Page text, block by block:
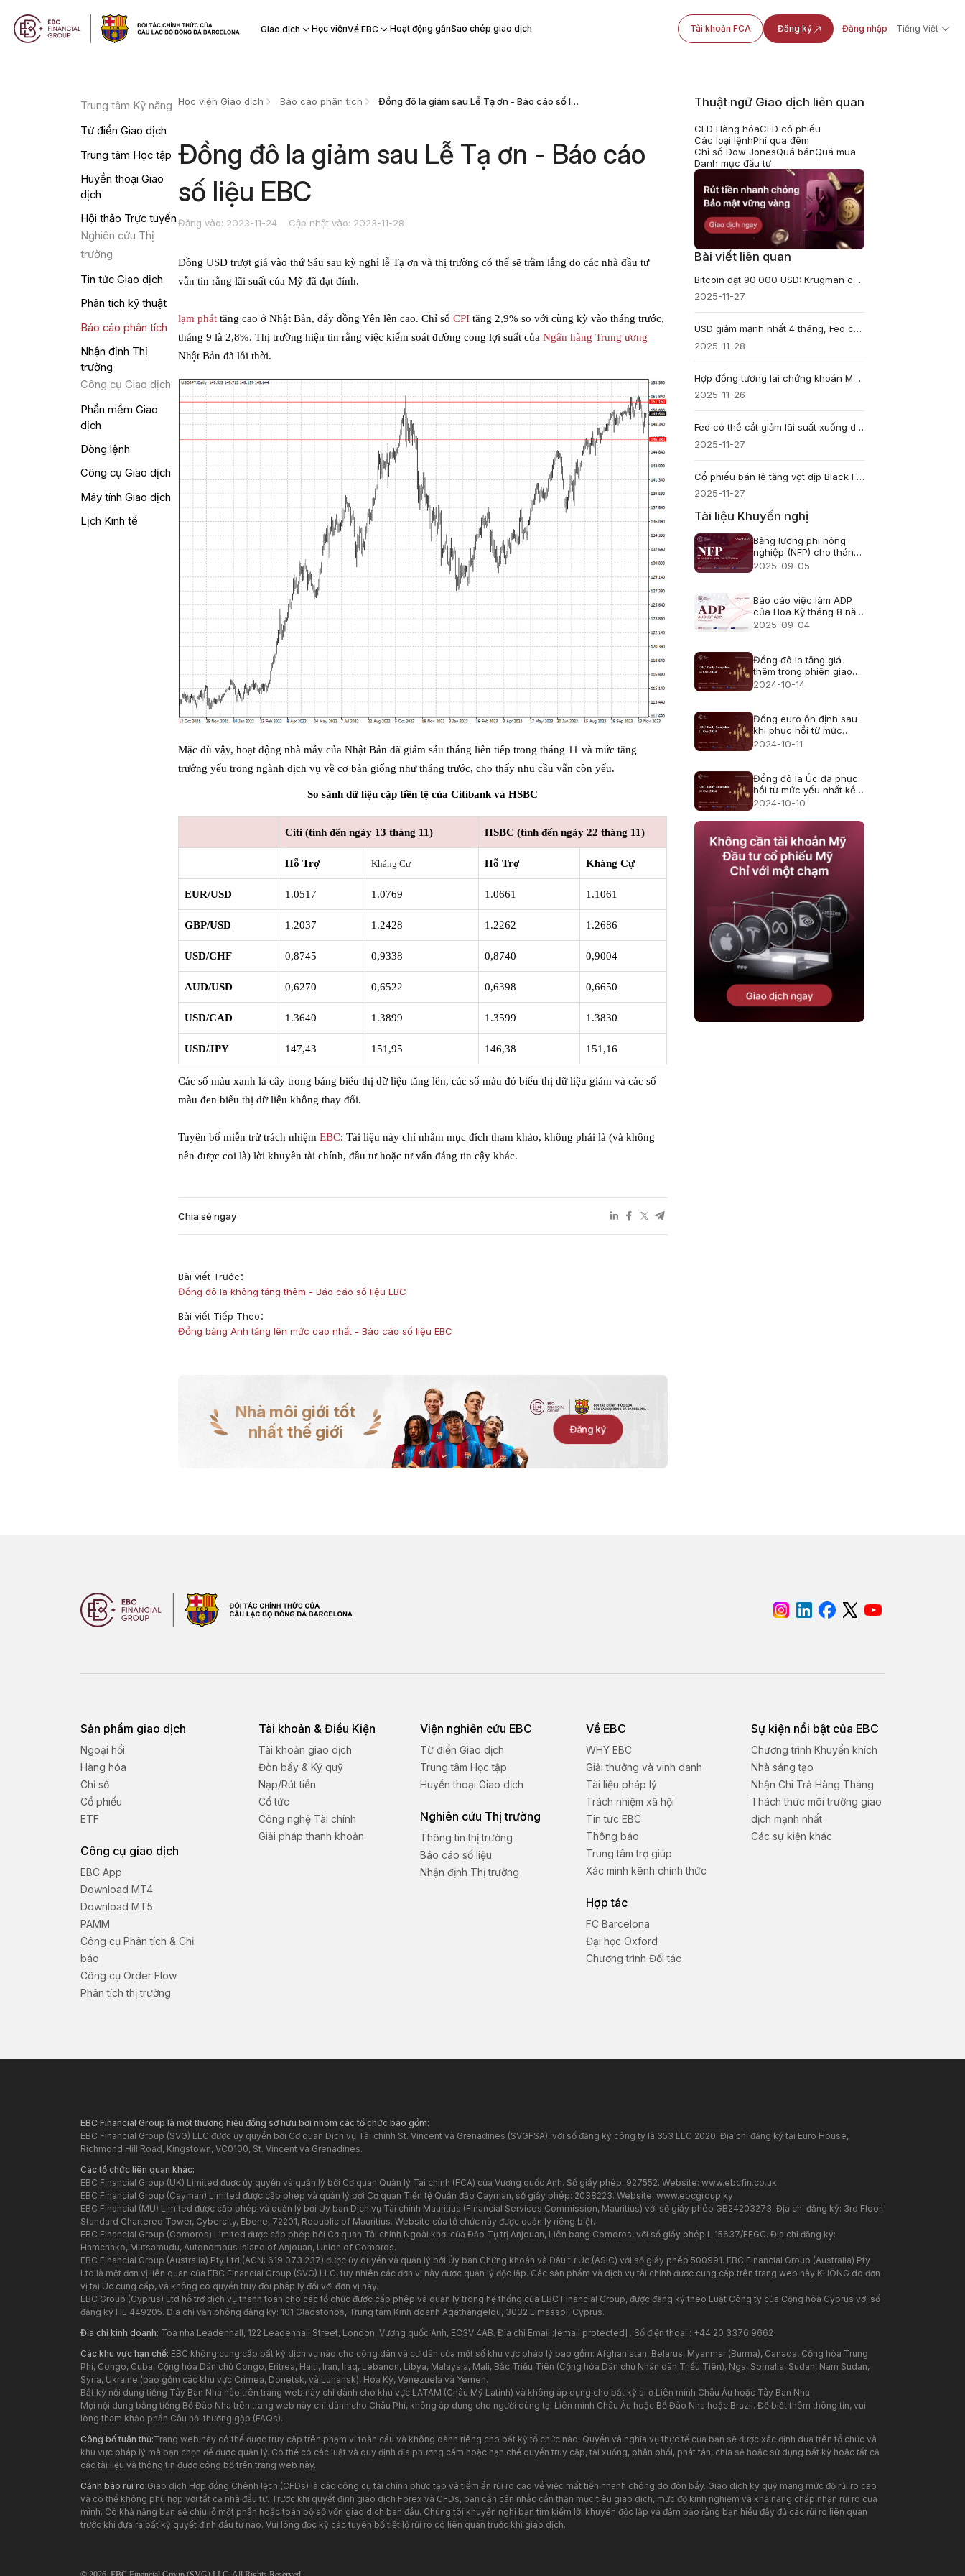
Giao dịch Học việnVề EBC Hoạt động gầnSao chép giao dịch Tài khoản FCA Đăng ký Đăng nhập Tiếng Việt
Trung tâm Kỹ năng
Từ điển Giao dịch
Trung tâm Học tập
Huyền thoại Giao
dịch
Hội thảo Trực tuyến
Nghiên cứu Thị
trường
Tin tức Giao dịch
Phân tích kỹ thuật
Báo cáo phân tích
Nhận định Thị
trường
Công cụ Giao dịch
Phần mềm Giao
dịch
Dòng lệnh
Công cụ Giao dịch
Máy tính Giao dịch
Lịch Kinh tế
Học viện Giao dịch Báo cáo phân tích Đồng đô la giảm sau Lễ Tạ ơn - Báo cáo số liệu EBC
Đồng đô la giảm sau Lễ Tạ ơn - Báo cáo
số liệu EBC
Đăng vào: 2023-11-24 Cập nhật vào: 2023-11-28
Đồng USD trượt giá vào thứ Sáu sau kỳ nghỉ lễ Tạ ơn và thị trường có thể sẽ trầm lắng do các nhà đầu tư
vẫn tin rằng lãi suất của Mỹ đã đạt đỉnh.
lạm phát tăng cao ở Nhật Bản, đẩy đồng Yên lên cao. Chỉ sốCPI tăng 2,9% so với cùng kỳ vào tháng trước,
tháng 9 là 2,8%. Thị trường hiện tin rằng việc kiểm soát đường cong lợi suất củaNgân hàng Trung ương
Nhật Bản đã lỗi thời.
Mặc dù vậy, hoạt động nhà máy của Nhật Bản đã giảm sáu tháng liên tiếp trong tháng 11 và mức tăng
trưởng yếu trong ngành dịch vụ về cơ bản giống như tháng trước, cho thấy nhu cầu vẫn còn yếu.
So sánh dữ liệu cặp tiền tệ của Citibank và HSBC
Citi (tính đến ngày 13 tháng 11) HSBC (tính đến ngày 22 tháng 11)
Hỗ Trợ Kháng Cự Hỗ Trợ Kháng Cự
EUR/USD 1.0517 1.0769 1.0661 1.1061
GBP/USD 1.2037 1.2428 1.2262 1.2686
USD/CHF 0,8745 0,9338 0,8740 0,9004
AUD/USD 0,6270 0,6522 0,6398 0,6650
USD/CAD 1.3640 1.3899 1.3599 1.3830
USD/JPY 147,43 151,95 146,38 151,16
Các số màu xanh lá cây trong bảng biểu thị dữ liệu tăng lên, các số màu đỏ biểu thị dữ liệu giảm và các số
màu đen biểu thị dữ liệu không thay đổi.
Tuyên bố miễn trừ trách nhiệmEBC: Tài liệu này chỉ nhằm mục đích tham khảo, không phải là (và không
nên được coi là) lời khuyên tài chính, đầu tư hoặc tư vấn đáng tin cậy khác.
Chia sẻ ngay
Bài viết Trước：
Đồng đô la không tăng thêm - Báo cáo số liệu EBC
Bài viết Tiếp Theo：
Đồng bảng Anh tăng lên mức cao nhất - Báo cáo số liệu EBC
Nhà môi giới tốt
nhất thế giới
Đăng ký
Thuật ngữ Giao dịch liên quan
CFD Hàng hóaCFD cổ phiếu
Các loại lệnhPhí qua đêm
Chỉ số Dow JonesQuá bánQuá mua
Danh mục đầu tư
Bài viết liên quan
Bitcoin đạt 90.000 USD: Krugman cảnh báo Trump trade sụp đổ
2025-11-27
USD giảm mạnh nhất 4 tháng, Fed cắt giảm lãi suất
2025-11-28
Hợp đồng tương lai chứng khoán Mỹ hôm nay: Đợt tăng giá trước kỳ nghỉ lễ và triển vọng tương lai
2025-11-26
Fed có thể cắt giảm lãi suất xuống dưới 3% nếu Kevin Hassett làm Chủ tịch - BofA dự báo
2025-11-27
Cổ phiếu bán lẻ tăng vọt dịp Black Friday 2025: Kohl’s dẫn đầu
2025-11-27
Tài liệu Khuyến nghị
Bảng lương phi nông
nghiệp (NFP) cho tháng
8 năm 2025 - Dự báo
2025-09-05
Báo cáo việc làm ADP
của Hoa Kỳ tháng 8 năm
2025 - Trước đó: 104
2025-09-04
Đồng đô la tăng giá
thêm trong phiên giao
dịch châu Á ngày thứ
2024-10-14
Đồng euro ổn định sau
khi phục hồi từ mức
thấp nhất trong hai
2024-10-11
Đồng đô la Úc đã phục
hồi từ mức yếu nhất kể
từ giữa tháng 9
2024-10-10
Sản phẩm giao dịch
Ngoại hối
Hàng hóa
Chỉ số
Cổ phiếu
ETF
Công cụ giao dịch
EBC App
Download MT4
Download MT5
PAMM
Công cụ Phân tích & Chỉ
báo
Công cụ Order Flow
Phân tích thị trường
Tài khoản & Điều Kiện
Tài khoản giao dịch
Đòn bẩy & Ký quỹ
Nạp/Rút tiền
Cổ tức
Công nghệ Tài chính
Giải pháp thanh khoản
Viện nghiên cứu EBC
Từ điển Giao dịch
Trung tâm Học tập
Huyền thoại Giao dịch
Nghiên cứu Thị trường
Thông tin thị trường
Báo cáo số liệu
Nhận định Thị trường
Về EBC
WHY EBC
Giải thưởng và vinh danh
Tài liệu pháp lý
Trách nhiệm xã hội
Tin tức EBC
Thông báo
Trung tâm trợ giúp
Xác minh kênh chính thức
Hợp tác
FC Barcelona
Đại học Oxford
Chương trình Đối tác
Sự kiện nổi bật của EBC
Chương trình Khuyến khích
Nhà sáng tạo
Nhận Chi Trả Hàng Tháng
Thách thức môi trường giao
dịch mạnh nhất
Các sự kiện khác
EBC Financial Group là một thương hiệu đồng sở hữu bởi nhóm các tổ chức bao gồm:
EBC Financial Group (SVG) LLC được ủy quyền bởi Cơ quan Dịch vụ Tài chính St. Vincent và Grenadines (SVGFSA), với số đăng ký công ty là 353 LLC 2020. Địa chỉ đăng ký tại Euro House,
Richmond Hill Road, Kingstown, VC0100, St. Vincent và Grenadines.
Các tổ chức liên quan khác:
EBC Financial Group (UK) Limited được ủy quyền và quản lý bởi Cơ quan Quản lý Tài chính (FCA) của Vương quốc Anh. Số giấy phép: 927552. Website: www.ebcfin.co.uk
EBC Financial Group (Cayman) Limited được cấp phép và quản lý bởi Cơ quan Tiền tệ Quần đảo Cayman, số giấy phép: 2038223. Website: www.ebcgroup.ky
EBC Financial (MU) Limited được cấp phép và quản lý bởi Ủy ban Dịch vụ Tài chính Mauritius (Financial Services Commission, Mauritius) với số giấy phép GB24203273. Địa chỉ đăng ký: 3rd Floor,
Standard Chartered Tower, Cybercity, Ebene, 72201, Republic of Mauritius. Website của tổ chức này được quản lý riêng biệt.
EBC Financial Group (Comoros) Limited được cấp phép bởi Cơ quan Tài chính Ngoài khơi của Đảo Tự trị Anjouan, Liên bang Comoros, với số giấy phép L 15637/EFGC. Địa chỉ đăng ký:
Hamchako, Mutsamudu, Autonomous Island of Anjouan, Union of Comoros.
EBC Financial Group (Australia) Pty Ltd (ACN: 619 073 237) được ủy quyền và quản lý bởi Ủy ban Chứng khoán và Đầu tư Úc (ASIC) với số giấy phép 500991. EBC Financial Group (Australia) Pty
Ltd là một đơn vị liên quan của EBC Financial Group (SVG) LLC, tuy nhiên các đơn vị này được quản lý độc lập. Các sản phẩm và dịch vụ tài chính được cung cấp trên trang web này KHÔNG do đơn
vị tại Úc cung cấp, và không có quyền truy đòi pháp lý đối với đơn vị này.
EBC Group (Cyprus) Ltd hỗ trợ dịch vụ thanh toán cho các tổ chức được cấp phép và quản lý trong hệ thống của EBC Financial Group, được đăng ký theo Luật Công ty của Cộng hòa Cyprus với số
đăng ký HE 449205. Địa chỉ văn phòng đăng ký: 101 Gladstonos, Trung tâm Kinh doanh Agathangelou, 3032 Limassol, Cyprus.
Địa chỉ kinh doanh: Tòa nhà Leadenhall, 122 Leadenhall Street, London, Vương quốc Anh, EC3V 4AB. Địa chỉ Email : [email protected] . Số điện thoại : +44 20 3376 9662
Các khu vực hạn chế: EBC không cung cấp bất kỳ dịch vụ nào cho công dân và cư dân của một số khu vực pháp lý bao gồm: Afghanistan, Belarus, Myanmar (Burma), Canada, Cộng hòa Trung
Phi, Congo, Cuba, Cộng hòa Dân chủ Congo, Eritrea, Haiti, Iran, Iraq, Lebanon, Libya, Malaysia, Mali, Bắc Triều Tiên (Cộng hòa Dân chủ Nhân dân Triều Tiên), Nga, Somalia, Sudan, Nam Sudan,
Syria, Ukraine (bao gồm các khu vực Crimea, Donetsk, và Luhansk), Hoa Kỳ, Venezuela và Yemen.
Bất kỳ nội dung tiếng Tây Ban Nha nào trên trang web này chỉ dành cho khu vực LATAM (Châu Mỹ Latinh) và không áp dụng cho bất kỳ ai ở Liên minh Châu Âu hoặc Tây Ban Nha.
Mọi nội dung bằng tiếng Bồ Đào Nha trên trang web này chỉ dành cho Châu Phi, không áp dụng cho người dùng tại Liên minh Châu Âu hoặc Bồ Đào Nha hoặc Brazil. Để biết thêm thông tin, vui
lòng tham khảo phần Câu hỏi thường gặp (FAQs).
Công bố tuân thủ:Trang web này có thể được truy cập trên phạm vi toàn cầu và không dành riêng cho bất kỳ tổ chức nào. Quyền và nghĩa vụ thực tế của bạn sẽ được xác định dựa trên tổ chức và
khu vực pháp lý mà bạn chọn để được quản lý. Có thể có các luật và quy định địa phương cấm hoặc hạn chế quyền truy cập, tải xuống, phân phối, phát tán, chia sẻ hoặc sử dụng bất kỳ hoặc tất cả
các tài liệu và thông tin được công bố trên trang web này.
Cảnh báo rủi ro:Giao dịch Hợp đồng Chênh lệch (CFDs) là các công cụ tài chính phức tạp và tiềm ẩn rủi ro cao về việc mất tiền nhanh chóng do đòn bẩy. Giao dịch ký quỹ mang mức độ rủi ro cao
và có thể không phù hợp với tất cả nhà đầu tư. Trước khi quyết định giao dịch Forex và CFDs, bạn cần cân nhắc cẩn thận mục tiêu giao dịch, mức độ kinh nghiệm và khả năng chấp nhận rủi ro của
mình. Có khả năng bạn sẽ chịu lỗ một phần hoặc toàn bộ số vốn giao dịch ban đầu. Chúng tôi khuyến nghị bạn tìm kiếm lời khuyên độc lập và đảm bảo rằng bạn hiểu đầy đủ các rủi ro liên quan
trước khi đưa ra bất kỳ quyết định đầu tư nào. Vui lòng đọc kỹ các tuyên bố tiết lộ rủi ro có liên quan trước khi giao dịch.